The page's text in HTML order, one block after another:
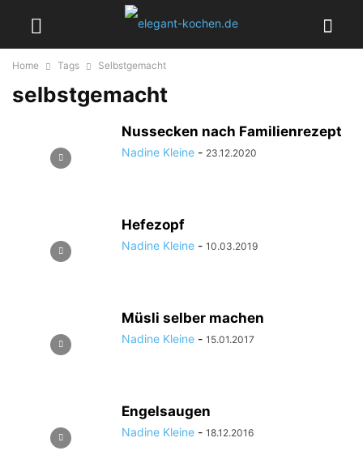
Home Tags Selbstgemacht
selbstgemacht
Nussecken nach Familienrezept
Nadine Kleine - 23.12.2020
Hefezopf
Nadine Kleine - 10.03.2019
Müsli selber machen
Nadine Kleine - 15.01.2017
Engelsaugen
Nadine Kleine - 18.12.2016